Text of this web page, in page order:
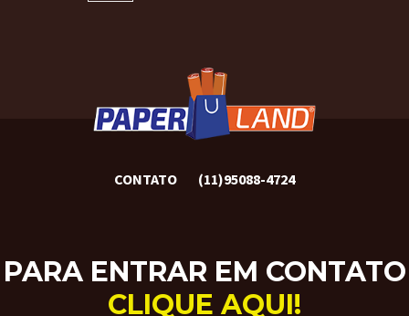
CONTATO (11)95088-4724
PARA ENTRAR EM CONTATO
CLIQUE AQUI!